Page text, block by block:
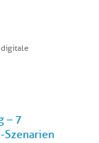
– 7